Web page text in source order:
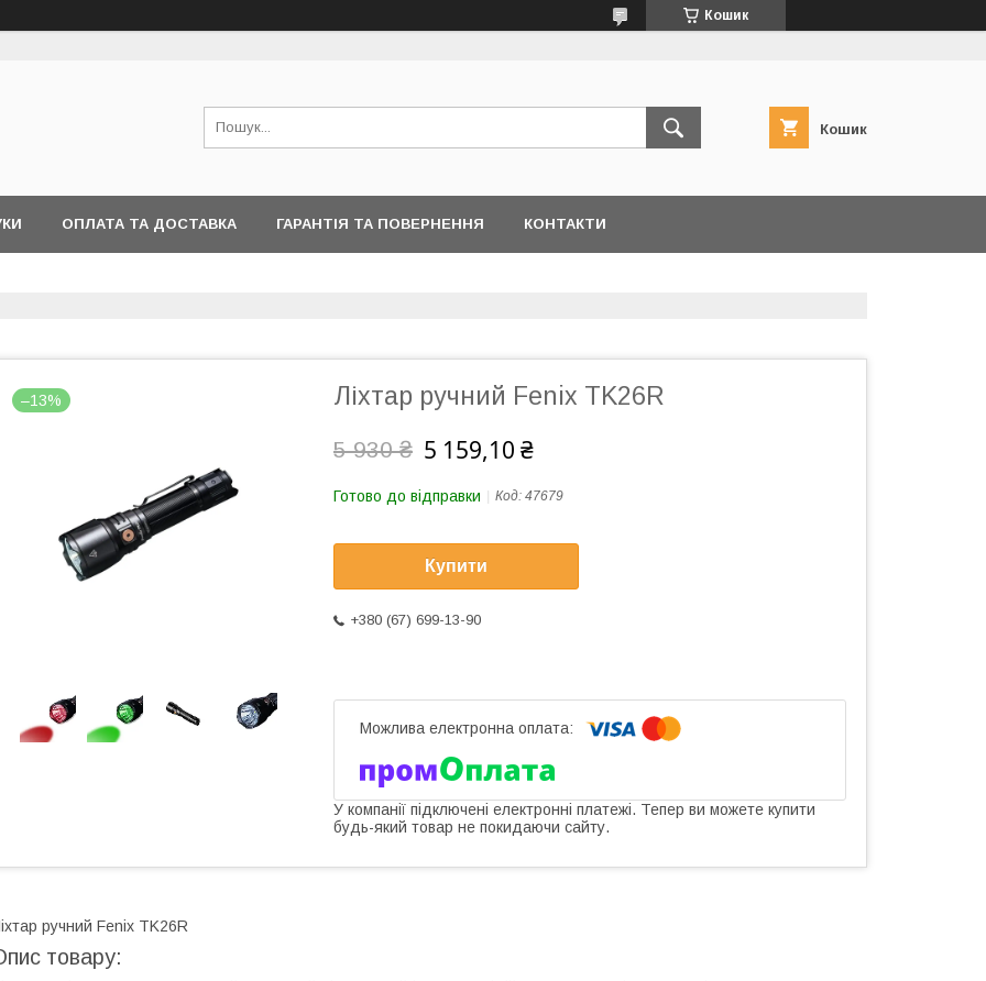
Кошик
Кошик
ОПЛАТА ТА ДОСТАВКА ГАРАНТІЯ ТА ПОВЕРНЕННЯ КОНТАКТИ
–13% Ліхтар ручний Fenix TK26R
5 930 ₴ 5 159,10 ₴
Готово до відправки Код: 47679
Купити
+380 (67) 699-13-90
У компанії підключені електронні платежі. Тепер ви можете купити
будь-який товар не покидаючи сайту.
ручний Fenix TK26R
товару: